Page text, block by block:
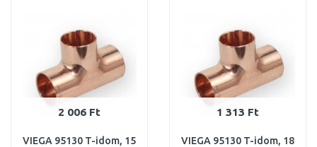
2 006 Ft
VIEGA 95130 T-idom, 15
1 313 Ft
VIEGA 95130 T-idom, 18